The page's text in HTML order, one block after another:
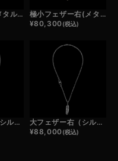
中フェザー右(メタル)×チェーン(プレーンフープ＋プレーンフック)/ネックレスカスタム
極小フェザー右(メタル)×チェーン(プレーンフープ＋プレーンフック)/ネックレスカスタム
¥80,300(税込)
中フェザー右（シルバー）×チェーン(プレーンフープ＋プレーンフック)/ネックレスカスタム
大フェザー右（シルバー）×チェーン(プレーンフープ＋プレーンフック)/ネックレスカスタム
¥88,000(税込)